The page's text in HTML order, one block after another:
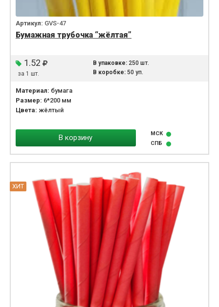
Артикул: GVS-47
Бумажная трубочка “жёлтая”
1.52
за 1 шт.
В упаковке:250 шт.
В коробке:50 уп.
Материал: бумага
Размер: 6*200 мм
Цвета: жёлтый
В корзину
МСК
СПБ
ХИТ